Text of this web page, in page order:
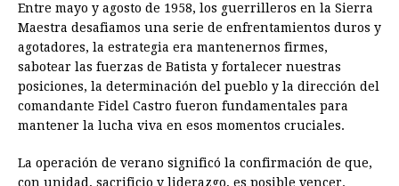
Entre mayo y agosto de 1958, los guerrilleros en la Sierra
Maestra desafiamos una serie de enfrentamientos duros y
agotadores, la estrategia era mantenernos firmes,
sabotear las fuerzas de Batista y fortalecer nuestras
posiciones, la determinación del pueblo y la dirección del
comandante Fidel Castro fueron fundamentales para
mantener la lucha viva en esos momentos cruciales.
La operación de verano significó la confirmación de que,
con unidad, sacrificio y liderazgo, es posible vencer.